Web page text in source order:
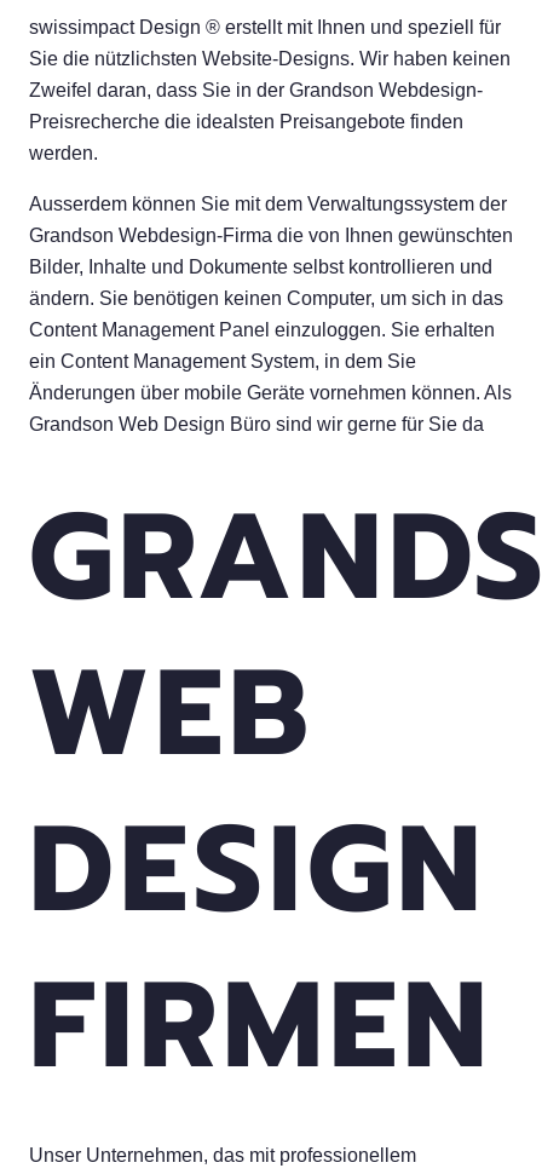
swissimpact Design ® erstellt mit Ihnen und speziell für
Sie die nützlichsten Website-Designs. Wir haben keinen
Zweifel daran, dass Sie in der Grandson Webdesign-
Preisrecherche die idealsten Preisangebote finden
werden.
Ausserdem können Sie mit dem Verwaltungssystem der
Grandson Webdesign-Firma die von Ihnen gewünschten
Bilder, Inhalte und Dokumente selbst kontrollieren und
ändern. Sie benötigen keinen Computer, um sich in das
Content Management Panel einzuloggen. Sie erhalten
ein Content Management System, in dem Sie
Änderungen über mobile Geräte vornehmen können. Als
Grandson Web Design Büro sind wir gerne für Sie da
WEB
DESIGN
FIRMEN
Unser Unternehmen, das mit professionellem